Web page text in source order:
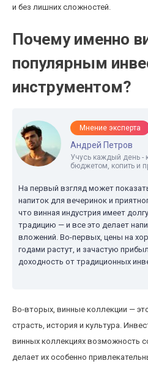
и без лишних сложностей.
Почему именно
популярным
инструментом?
Мнение эксперта
Андрей Петров
Учусь каждый день -
бюджетом, копить и
На первый взгляд может
напиток для вечеринок и
что винная индустрия имеет
традицию — и все это делает
вложений. Во-первых, цены на
годами растут, и зачастую
доходность от традиционных
Во-вторых, винные коллекции —
страсть, история и культура.
винных коллекциях возможность
делает их особенно